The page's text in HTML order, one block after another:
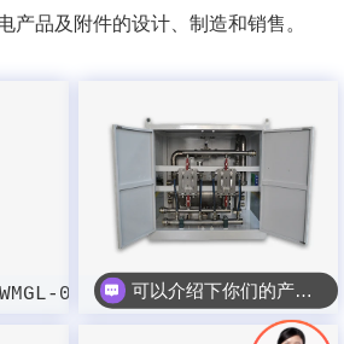
产品及附件的设计、制造和销售。
003W-100初装过滤站 可以介绍下你们的产品么？